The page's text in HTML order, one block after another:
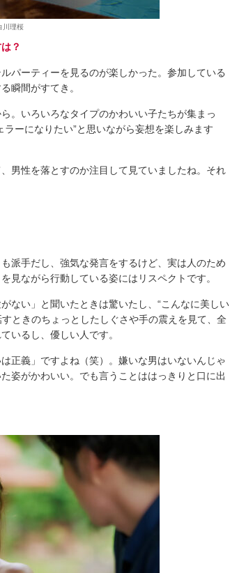
川理桜
？
パーティーを見るのが楽しかった。参加している
瞬間がすてき。
。いろいろなタイプのかわいい子たちが集まっ
ーになりたい”と思いながら妄想を楽しみます
男性を落とすのか注目して見ていましたね。それ
派手だし、強気な発言をするけど、実は人のため
見ながら行動している姿にはリスペクトです。
ない」と聞いたときは驚いたし、“こんなに美しい
ときのちょっとしたしぐさや手の震えを見て、全
いるし、優しい人です。
義」ですよね（笑）。嫌いな男はいないんじゃ
姿がかわいい。でも言うことははっきりと口に出